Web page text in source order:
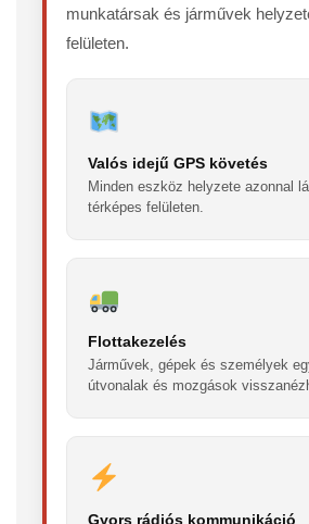
munkatársak és járművek
felületen.
Valós idejű GPS követés
Minden eszköz helyzete azonnal
térképes felületen.
Flottakezelés
Járművek, gépek és személyek
útvonalak és mozgások
Gyors rádiós kommunikáció